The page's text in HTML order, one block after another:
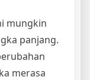
mungkin
panjang.
merasa